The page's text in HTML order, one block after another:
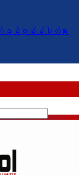
ဖုန်းနံပါတ်များ